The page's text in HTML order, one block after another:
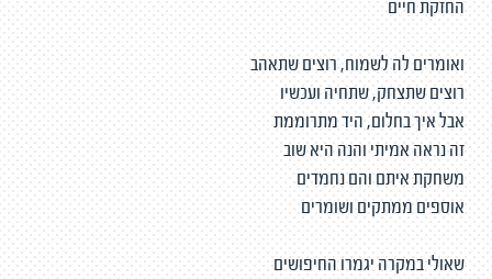
החזקת חיים
ואומרים לה לשמוח, רוצים שתאהב
רוצים שתצחק, שתחיה ועכשיו
אבל איך בחלום, היד מתרוממת
זה נראה אמיתי והנה היא שוב
משחקת איתם והם נחמדים
אוספים ממתקים ושומרים
שאולי במקרה יגמרו החיפושים